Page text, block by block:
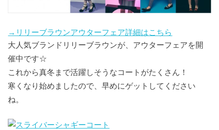
→リリーブラウンアウターフェア詳細はこちら
大人気ブランドリリーブラウンが、アウターフェアを開
催中です☆
これから真冬まで活躍しそうなコートがたくさん！
寒くなり始めましたので、早めにゲットしてください
ね。